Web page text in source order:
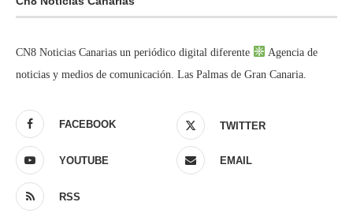
CN8 Noticias Canarias un periódico digital diferente
Agencia de
noticias y medios de comunicación. Las Palmas de Gran Canaria.
FACEBOOK TWITTER
YOUTUBE EMAIL
RSS